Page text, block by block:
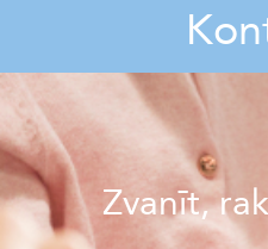
Zvanīt,